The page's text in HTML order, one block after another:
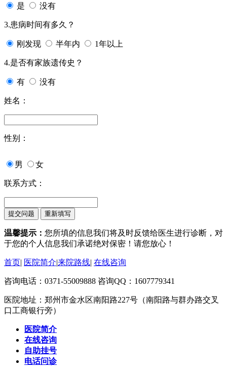
是 没有
3.患病时间有多久？
刚发现 半年内 1年以上
4.是否有家族遗传史？
有 没有
姓名：
性别：
男 女
联系方式：
温馨提示： 您所填的信息我们将及时反馈给医生进行诊断，对
于您的个人信息我们承诺绝对保密！请您放心！
首页| 医院简介|来院路线| 在线咨询
咨询电话：0371-55009888 咨询QQ：1607779341
医院地址：郑州市金水区南阳路227号（南阳路与群办路交叉
口工商银行旁）
医院简介
在线咨询
自助挂号
电话问诊